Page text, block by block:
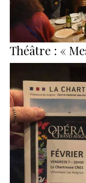
Théâtre : «